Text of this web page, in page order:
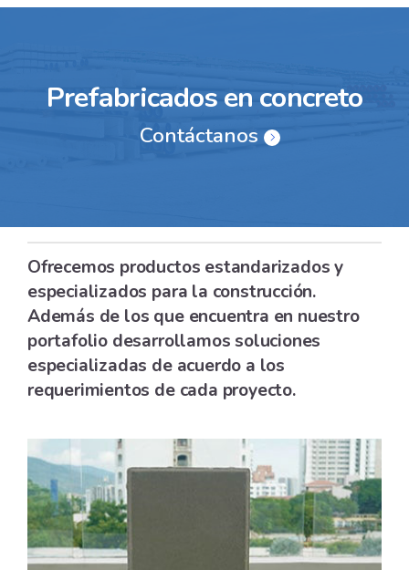
Prefabricados en concreto
Contáctanos
Ofrecemos productos estandarizados y
especializados para la construcción.
Además de los que encuentra en nuestro
portafolio desarrollamos soluciones
especializadas de acuerdo a los
requerimientos de cada proyecto.